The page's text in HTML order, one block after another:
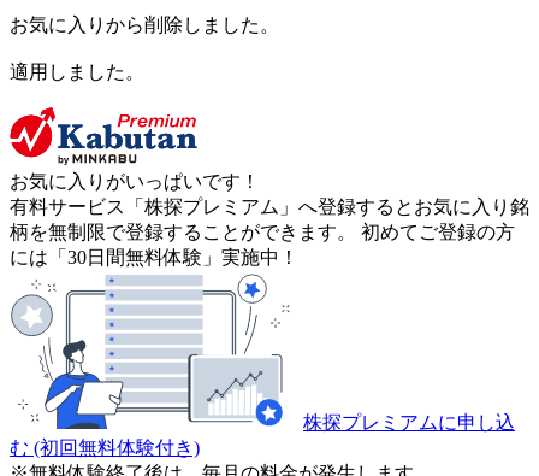
お気に入りから削除しました。
適用しました。
お気に入りがいっぱいです！
有料サービス「株探プレミアム」へ登録するとお気に入り銘
柄を無制限で登録することができます。 初めてご登録の方
には「30日間無料体験」実施中！
株探プレミアムに申し込
む (初回無料体験付き)